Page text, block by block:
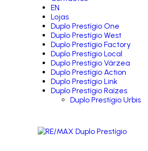
EN
Lojas
Duplo Prestígio One
Duplo Prestígio West
Duplo Prestígio Factory
Duplo Prestígio Local
Duplo Prestígio Várzea
Duplo Prestígio Action
Duplo Prestígio Link
Duplo Prestígio Raízes
Duplo Prestígio Urbis